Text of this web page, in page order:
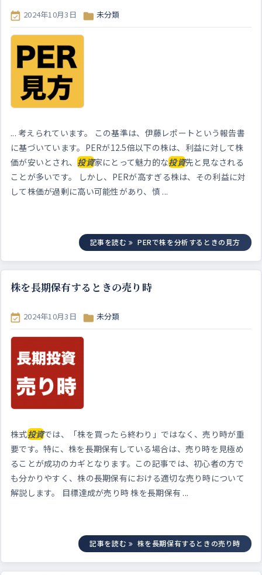
 2024年10月3日  未分類
... 考えられています。 この基準は、伊藤レポートという報告書
に基づいています。PERが12.5倍以下の株は、利益に対して株
価が安いとされ、投資家にとって魅力的な投資先と見なされる
ことが多いです。 しかし、PERが高すぎる株は、その利益に対
して株価が過剰に高い可能性があり、慎 ...
記事を読む PERで株を分析するときの見方
株を長期保有するときの売り時
 2024年10月3日  未分類
株式投資では、「株を買ったら終わり」ではなく、売り時が重
要です。特に、株を長期保有している場合は、売り時を見極め
ることが成功のカギとなります。この記事では、初心者の方で
も分かりやすく、株の長期保有における適切な売り時について
解説します。 目標達成が売り時 株を長期保有 ...
記事を読む 株を長期保有するときの売り時